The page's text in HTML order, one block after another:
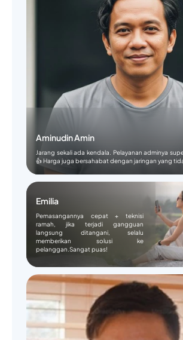
Aminudin Amin
Jarang sekali ada kendala. Pelayanan adminya
👍 Harga juga bersahabat dengan jaringan yang
Emilia
Pemasangannya cepat + teknisi
ramah, jika terjadi gangguan
langsung ditangani, selalu
memberikan solusi ke
pelanggan.Sangat puas!